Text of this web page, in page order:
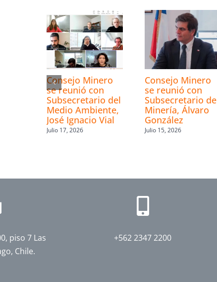
Consejo Minero
se reunió con
Subsecretario del
Medio Ambiente,
José Ignacio Vial
Julio 17, 2026
Consejo Minero
se reunió con
Subsecretario de
Minería, Álvaro
González
Julio 15, 2026
piso 7 Las
Chile.
+562 2347 2200